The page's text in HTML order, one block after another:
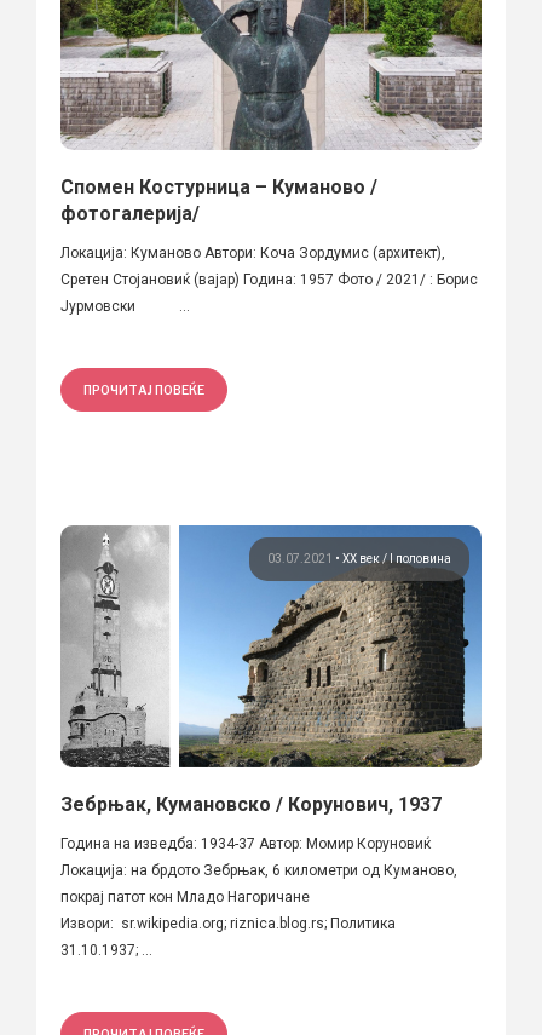
Спомен Костурница – Куманово /
фотогалерија/
Локација: Куманово Автори: Коча Зордумис (архитект),
Сретен Стојановиќ (вајар) Година: 1957 Фото / 2021/ : Борис
Јурмовски ...
ПРОЧИТАЈ ПОВЕЌЕ
03.07.2021 • ХХ век / I половина
Зебрњак, Кумановско / Корунович, 1937
Година на изведба: 1934-37 Автор: Момир Коруновиќ
Локација: на брдото Зебрњак, 6 километри од Куманово,
покрај патот кон Младо Нагоричане
Извори: sr.wikipedia.org; riznica.blog.rs; Политика
31.10.1937; ...